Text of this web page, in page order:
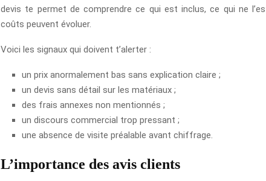
devis te permet de comprendre ce qui est inclus, ce qui ne
coûts peuvent évoluer.
Voici les signaux qui doivent t’alerter :
un prix anormalement bas sans explication claire ;
un devis sans détail sur les matériaux ;
des frais annexes non mentionnés ;
un discours commercial trop pressant ;
une absence de visite préalable avant chiffrage.
L’importance des avis clients